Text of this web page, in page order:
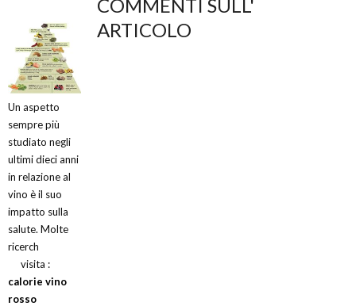
Un aspetto
sempre più
studiato negli
ultimi dieci anni
in relazione al
vino è il suo
impatto sulla
salute. Molte
ricerch
visita :
calorie vino
rosso
COMMENTI SULL'
ARTICOLO